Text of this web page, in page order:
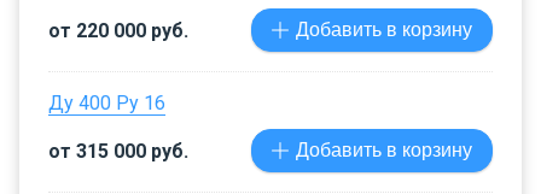
от 220 000 руб. Добавить в корзину
Ду 400 Ру 16
от 315 000 руб. Добавить в корзину